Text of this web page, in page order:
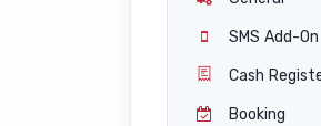
SMS Add-On
Cash
Booking